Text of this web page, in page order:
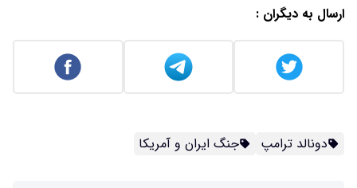
ارسال به دیگران :
دونالد ترامپ جنگ ایران و آمریکا